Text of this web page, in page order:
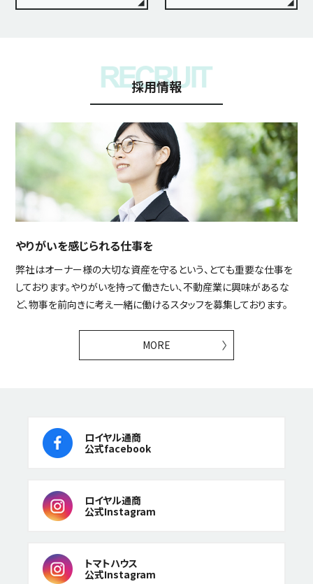
採用情報
やりがいを感じられる仕事を
弊社はオーナー様の大切な資産を守るという、とても重要な仕事を
しております。やりがいを持って働きたい、不動産業に興味があるな
ど、物事を前向きに考え一緒に働けるスタッフを募集しております。
MORE
ロイヤル通商
公式facebook
ロイヤル通商
公式Instagram
トマトハウス
公式Instagram